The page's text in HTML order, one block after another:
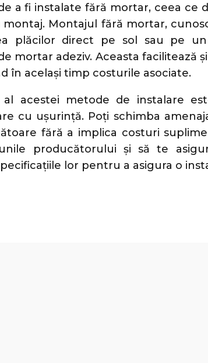
a fi instalate fără mortar, ceea ce
Montajul fără mortar,
plăcilor direct pe sol sau pe
mortar adeziv. Aceasta facilitează
în același timp costurile asociate.
acestei metode de instalare
cu ușurință. Poți schimba
fără a implica costuri
producătorului și să te
lor pentru a asigura o